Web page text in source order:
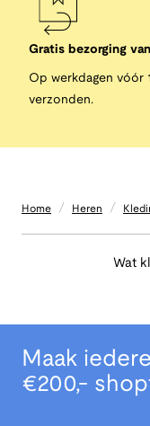
Gratis bezorging
Op werkdagen vóór
verzonden.
Home / Heren /
Wat
Maak
€200,-